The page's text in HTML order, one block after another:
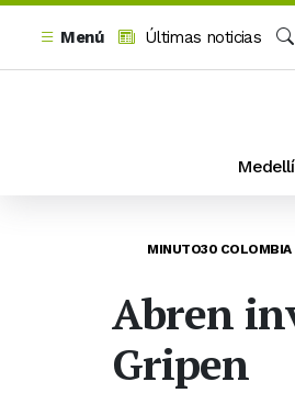
Menú
Últimas noticias
MINUTO30 COLOMBIA
Abren
Gripen